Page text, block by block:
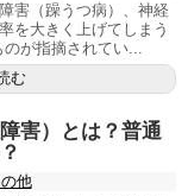
害（躁うつ病）、神経
を大きく上げてしまう
が指摘されてい...
む
害）とは？普通
他